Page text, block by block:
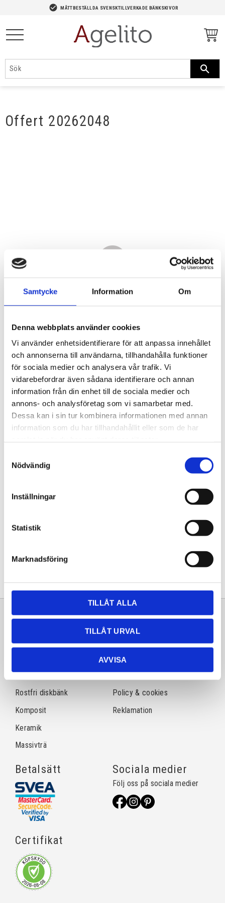
Samtycke Information Om
Denna webbplats använder cookies
Vi använder enhetsidentifierare för att anpassa innehållet
och annonserna till användarna, tillhandahålla funktioner
för sociala medier och analysera vår trafik. Vi
vidarebefordrar även sådana identifierare och annan
information från din enhet till de sociala medier och
annons- och analysföretag som vi samarbetar med.
Dessa kan i sin tur kombinera informationen med annan
information som du har tillhandahållit eller som de har
Nödvändig
Inställningar
Statistik
Marknadsföring
TILLÅT ALLA
TILLÅT URVAL
AVVISA
check_circle MÅTTBESTÄLLDA SVENSKTILLVERKADE BÄNKSKIVOR
Offert 20262048
16 730,00KR
Antal
Lagervara
Artikelnr
20262048
Sortiment
Natursten
Rostfri diskbänk
Komposit
Keramik
Massivträ
Information
Frågor & svar
Köpvillkor
Policy & cookies
Reklamation
Betalsätt
Certifikat
Sociala medier
Följ oss på sociala medier